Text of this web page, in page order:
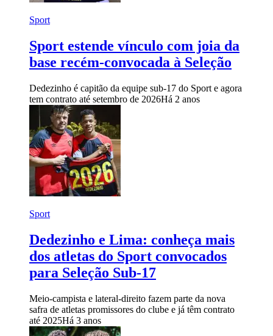
Sport
Sport estende vínculo com joia da
base recém-convocada à Seleção
Dedezinho é capitão da equipe sub-17 do Sport e agora
tem contrato até setembro de 2026Há 2 anos
Sport
Dedezinho e Lima: conheça mais
dos atletas do Sport convocados
para Seleção Sub-17
Meio-campista e lateral-direito fazem parte da nova
safra de atletas promissores do clube e já têm contrato
até 2025Há 3 anos